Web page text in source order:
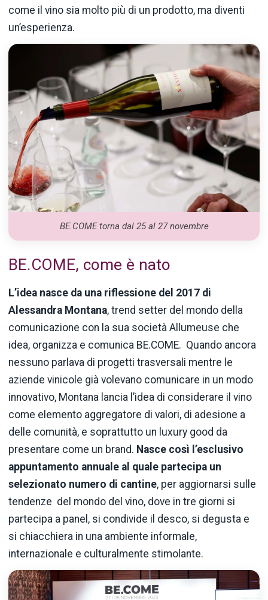
come il vino sia molto più di un prodotto, ma diventi
un’esperienza.
BE.COME torna dal 25 al 27 novembre
BE.COME, come è nato
L’idea nasce da una riflessione del 2017 di
Alessandra Montana, trend setter del mondo della
comunicazione con la sua società Allumeuse che
idea, organizza e comunica BE.COME. Quando ancora
nessuno parlava di progetti trasversali mentre le
aziende vinicole già volevano comunicare in un modo
innovativo, Montana lancia l’idea di considerare il vino
come elemento aggregatore di valori, di adesione a
delle comunità, e soprattutto un luxury good da
presentare come un brand. Nasce così l’esclusivo
appuntamento annuale al quale partecipa un
selezionato numero di cantine, per aggiornarsi sulle
tendenze del mondo del vino, dove in tre giorni si
partecipa a panel, si condivide il desco, si degusta e
si chiacchiera in una ambiente informale,
internazionale e culturalmente stimolante.